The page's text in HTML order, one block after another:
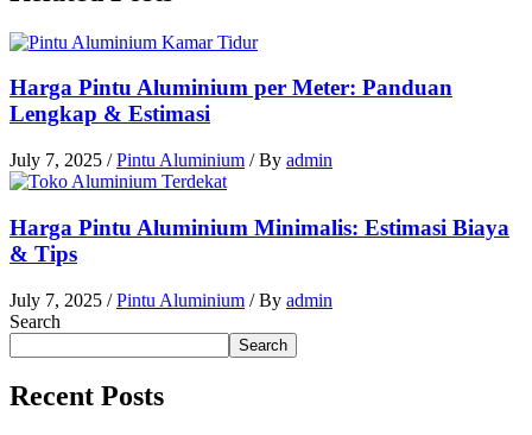
Harga Pintu Aluminium per Meter: Panduan
Lengkap & Estimasi
July 7, 2025 /Pintu Aluminium / By admin
Harga Pintu Aluminium Minimalis: Estimasi Biaya
& Tips
July 7, 2025 /Pintu Aluminium / By admin
Search
Search
Recent Posts